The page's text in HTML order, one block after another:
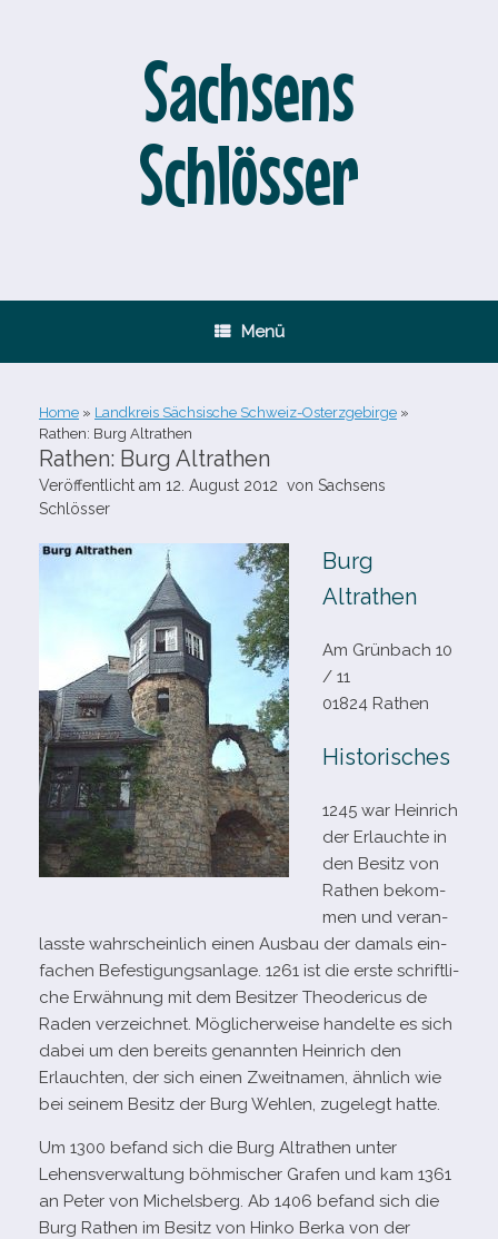
Sachsens
Schlösser
Menü
Home » Landkreis Sächsische Schweiz-Osterzgebirge »
Rathen: Burg Altrathen
Rathen: Burg Altrathen
Veröffentlicht am 12. August 2012 von Sachsens
Schlösser
Burg
Altrathen
Am Grünbach 10
/​ 11
01824 Rathen
Historisches
1245 war Heinrich
der Erlauchte in
den Besitz von
Rathen bekom­
men und ver­an­
lasste wahr­schein­lich einen Ausbau der damals ein­
fa­chen Befestigungsanlage. 1261 ist die erste schrift­li­
che Erwähnung mit dem Besitzer Theodericus de
Raden ver­zeich­net. Möglicherweise han­delte es sich
dabei um den bereits genann­ten Heinrich den
Erlauchten, der sich einen Zweitnamen, ähn­lich wie
bei sei­nem Besitz der Burg Wehlen, zuge­legt hatte.
Um 1300 befand sich die Burg Altrathen unter
Lehensverwaltung böh­mi­scher Grafen und kam 1361
an Peter von Michelsberg. Ab 1406 befand sich die
Burg Rathen im Besitz von Hinko Berka von der